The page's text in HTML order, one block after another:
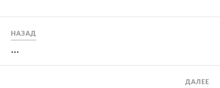
НАЗАД
…
ДАЛЕЕ